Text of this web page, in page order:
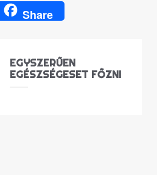
Share
EGYSZERŰEN
EGÉSZSÉGESET FŐZNI